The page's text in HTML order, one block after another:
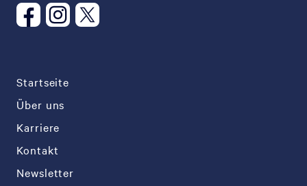
Startseite
Über uns
Karriere
Kontakt
Newsletter